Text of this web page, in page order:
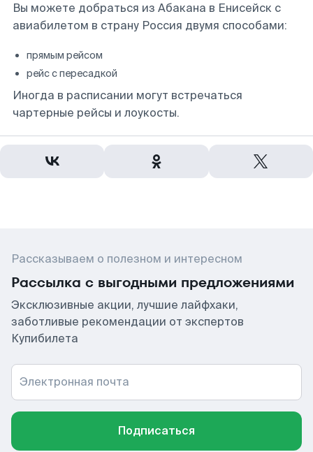
Вы можете добраться из Абакана в Енисейск с
авиабилетом в страну Россия двумя способами:
прямым рейсом
рейс с пересадкой
Иногда в расписании могут встречаться
чартерные рейсы и лоукосты.
Рассказываем о полезном и интересном
Рассылка с выгодными предложениями
Эксклюзивные акции, лучшие лайфхаки,
заботливые рекомендации от экспертов
Купибилета
Электронная почта
Подписаться